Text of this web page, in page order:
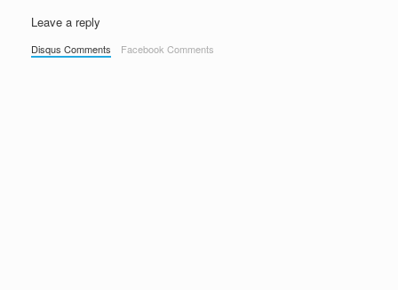
Leave a reply
Disqus Comments Facebook Comments